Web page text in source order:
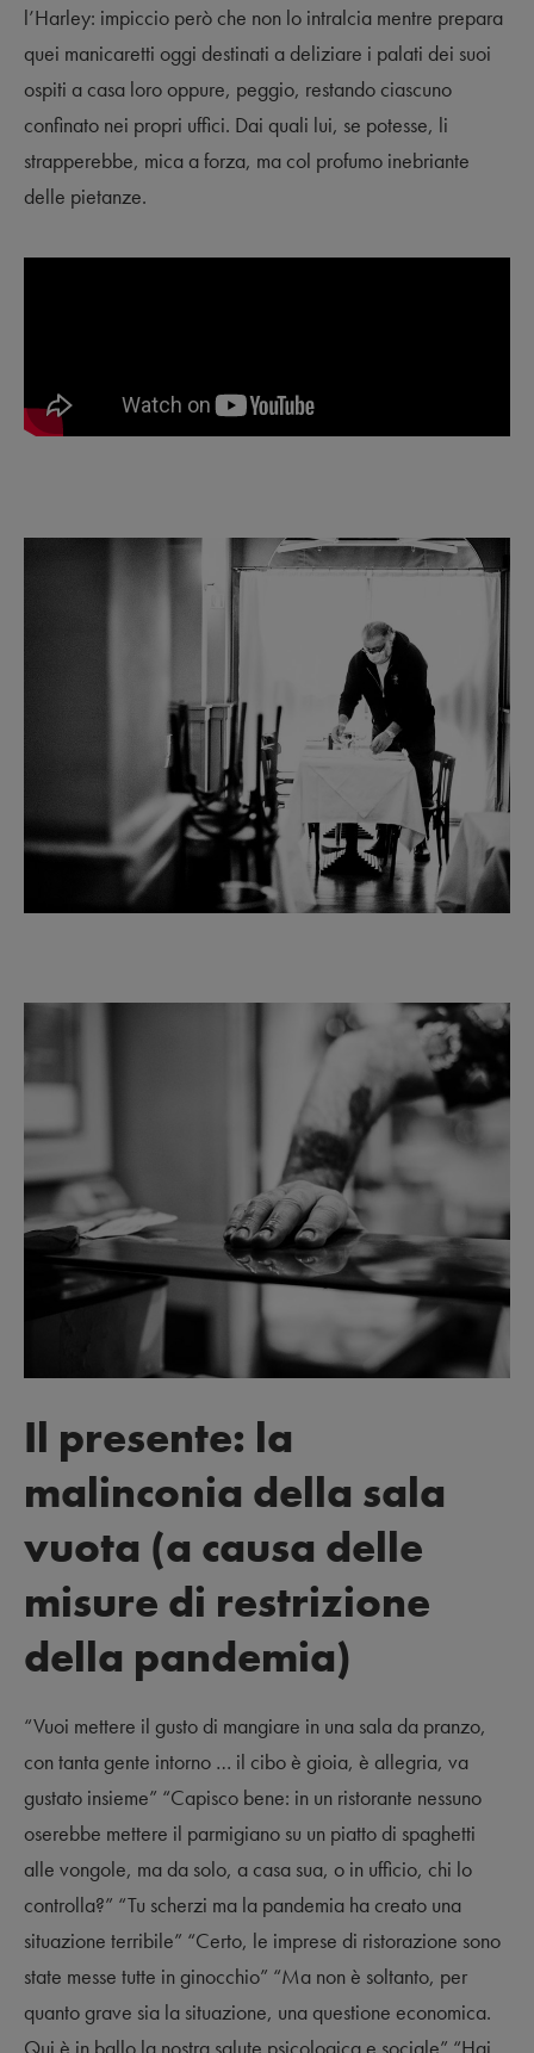
l’Harley: impiccio però che non lo intralcia mentre prepara
quei manicaretti oggi destinati a deliziare i palati dei suoi
ospiti a casa loro oppure, peggio, restando ciascuno
confinato nei propri uffici. Dai quali lui, se potesse, li
strapperebbe, mica a forza, ma col profumo inebriante
delle pietanze.
Il presente: la
malinconia della sala
vuota (a causa delle
misure di restrizione
della pandemia)
“Vuoi mettere il gusto di mangiare in una sala da pranzo,
con tanta gente intorno … il cibo è gioia, è allegria, va
gustato insieme” “Capisco bene: in un ristorante nessuno
oserebbe mettere il parmigiano su un piatto di spaghetti
alle vongole, ma da solo, a casa sua, o in ufficio, chi lo
controlla?” “Tu scherzi ma la pandemia ha creato una
situazione terribile” “Certo, le imprese di ristorazione sono
state messe tutte in ginocchio” “Ma non è soltanto, per
quanto grave sia la situazione, una questione economica.